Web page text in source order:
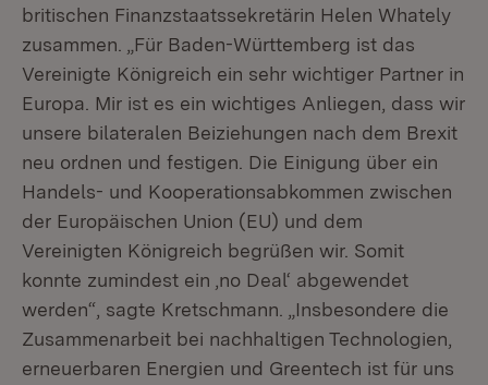
britischen Finanzstaatssekretärin Helen Whately
zusammen. „Für Baden-Württemberg ist das
Vereinigte Königreich ein sehr wichtiger Partner in
Europa. Mir ist es ein wichtiges Anliegen, dass wir
unsere bilateralen Beiziehungen nach dem Brexit
neu ordnen und festigen. Die Einigung über ein
Handels- und Kooperationsabkommen zwischen
der Europäischen Union (EU) und dem
Vereinigten Königreich begrüßen wir. Somit
konnte zumindest ein ,no Deal‘ abgewendet
werden“, sagte Kretschmann. „Insbesondere die
Zusammenarbeit bei nachhaltigen Technologien,
erneuerbaren Energien und Greentech ist für uns